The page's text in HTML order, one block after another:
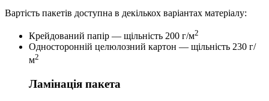
Вартість пакетів доступна в декількох варіантах матеріалу:
Крейдований папір — щільність 200 г/м2
Односторонній целюлозний картон — щільність 230 г/
м2
Ламінація пакета